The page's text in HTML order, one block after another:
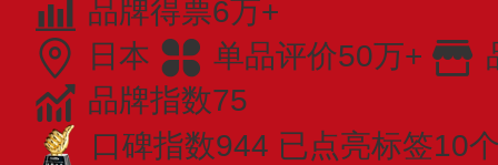
品牌得票6万+
日本
单品评价50万+
品牌指数75
口碑指数944 已点亮标签10